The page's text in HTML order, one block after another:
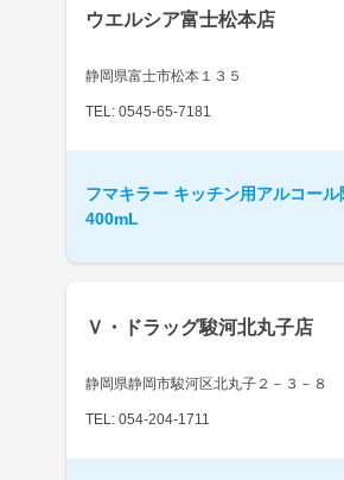
ウエルシア富士松本店
静岡県富士市松本１３５
TEL: 0545-65-7181
フマキラー キッチン用アルコー
400mL
Ｖ・ドラッグ駿河北丸子店
静岡県静岡市駿河区北丸子２－３－８
TEL: 054-204-1711